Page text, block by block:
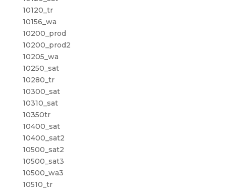
10120_tr
10156_wa
10200_prod
10200_prod2
10205_wa
10250_sat
10280_tr
10300_sat
10310_sat
10350tr
10400_sat
10400_sat2
10500_sat2
10500_sat3
10500_wa3
10510_tr